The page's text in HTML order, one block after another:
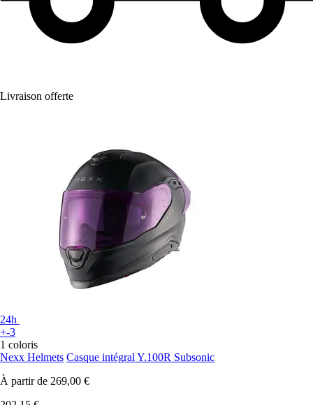
Livraison offerte
24h
+-3
1 coloris
Nexx Helmets Casque intégral Y.100R Subsonic
À partir de 269,00 €